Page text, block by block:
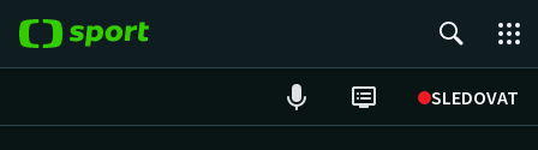
SLEDOVAT